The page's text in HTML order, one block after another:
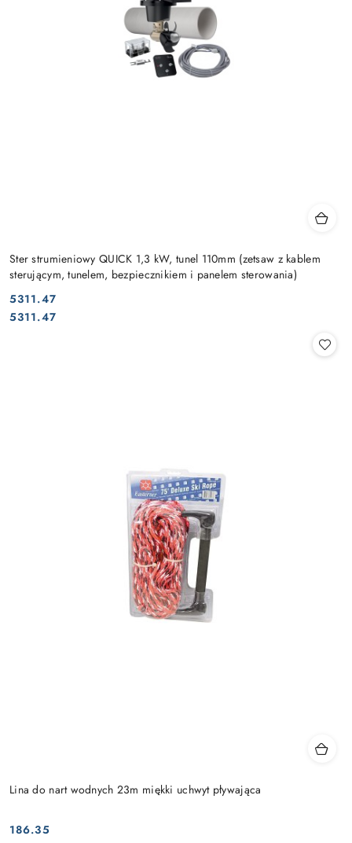
Ster strumieniowy QUICK 1,3 kW, tunel 110mm (zetsaw z kablem
sterującym, tunelem, bezpiecznikiem i panelem sterowania)
Cena:
5311.47
Cena:
5311.47
Lina do nart wodnych 23m miękki uchwyt pływająca
186.35